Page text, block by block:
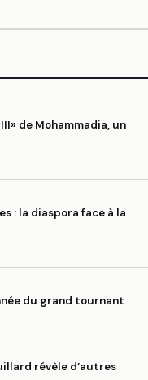
de Mohammadia, un
: la diaspora face à la
du grand tournant
révèle d’autres